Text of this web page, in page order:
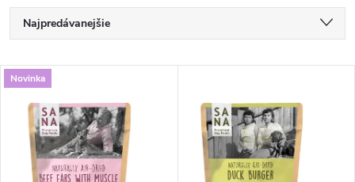
R
a
Najpredávanejšie
Najdrahšie
Abecedne
V
Novinka